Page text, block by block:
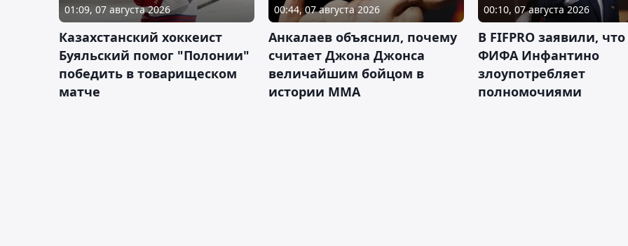
01:09, 07 августа 2026
Казахстанский хоккеист
Буяльский помог "Полонии"
победить в товарищеском
матче
00:44, 07 августа 2026
Анкалаев объяснил, почему
считает Джона Джонса
величайшим бойцом в
истории ММА
00:10, 07 августа 2026
В FIFPRO заявили,
ФИФА Инфантино
злоупотребляет
полномочиями